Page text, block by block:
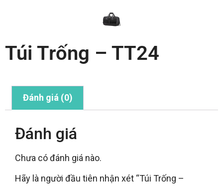
Túi Trống – TT24
Đánh giá (0)
Đánh giá
Chưa có đánh giá nào.
Hãy là người đầu tiên nhận xét “Túi Trống –